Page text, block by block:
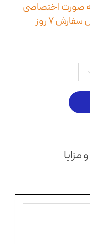
صورت اختصاصی
برای شما تولید می شود. زمان تحویل سفارش ۷ روز
مزایا